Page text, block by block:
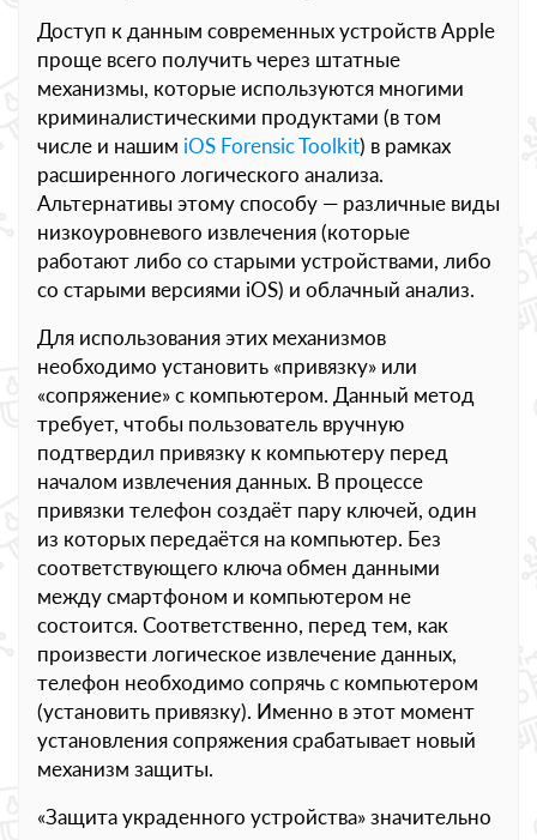
Доступ к данным современных устройств Apple
проще всего получить через штатные
механизмы, которые используются многими
криминалистическими продуктами (в том
числе и нашим iOS Forensic Toolkit) в рамках
расширенного логического анализа.
Альтернативы этому способу — различные виды
низкоуровневого извлечения (которые
работают либо со старыми устройствами, либо
со старыми версиями iOS) и облачный анализ.
Для использования этих механизмов
необходимо установить «привязку» или
«сопряжение» с компьютером. Данный метод
требует, чтобы пользователь вручную
подтвердил привязку к компьютеру перед
началом извлечения данных. В процессе
привязки телефон создаёт пару ключей, один
из которых передаётся на компьютер. Без
соответствующего ключа обмен данными
между смартфоном и компьютером не
состоится. Соответственно, перед тем, как
произвести логическое извлечение данных,
телефон необходимо сопрячь с компьютером
(установить привязку). Именно в этот момент
установления сопряжения срабатывает новый
механизм защиты.
«Защита украденного устройства» значительно